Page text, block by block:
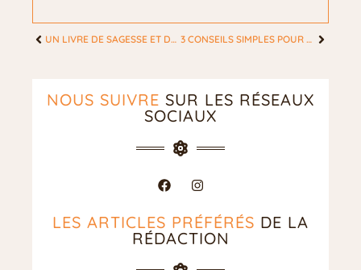
UN LIVRE DE SAGESSE ET DE BIEN-ÊTRE PERSONNEL 3 CONSEILS SIMPLES POUR DEMANDER DES FAVEURS
NOUS SUIVRE SUR LES RÉSEAUX
SOCIAUX
LES ARTICLES PRÉFÉRÉS DE LA
RÉDACTION